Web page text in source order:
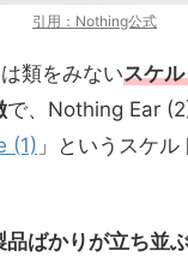
引用：Nothing公式
類をみないスケ
で、Nothing Ear
(1) 」というスケ
品ばかりが立ち並